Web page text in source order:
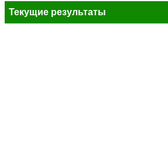
Текущие результаты